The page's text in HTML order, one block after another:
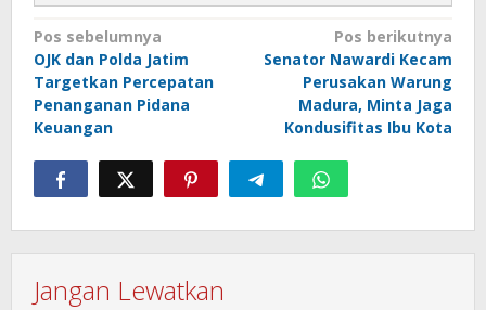
Navigasi
pos
Pos sebelumnya
OJK dan Polda Jatim
Targetkan Percepatan
Penanganan Pidana
Keuangan
Pos berikutnya
Senator Nawardi Kecam
Perusakan Warung
Madura, Minta Jaga
Kondusifitas Ibu Kota
Jangan Lewatkan